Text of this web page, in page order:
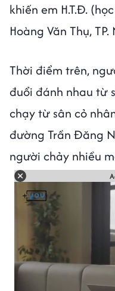
khiến em H.T.Đ.
Hoàng Văn Thụ,
Thời điểm trên,
đuổi đánh nhau từ
chạy từ sân cỏ
đường Trần Đăng
người chảy nhiều